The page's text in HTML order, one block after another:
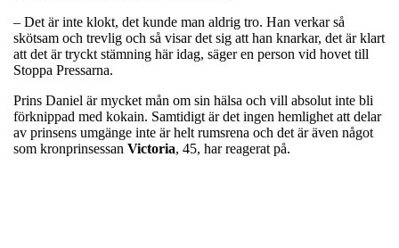
– Det är inte klokt, det kunde man aldrig tro. Han verkar så
skötsam och trevlig och så visar det sig att han knarkar, det är klart
att det är tryckt stämning här idag, säger en person vid hovet till
Stoppa Pressarna.
Prins Daniel är mycket mån om sin hälsa och vill absolut inte bli
förknippad med kokain. Samtidigt är det ingen hemlighet att delar
av prinsens umgänge inte är helt rumsrena och det är även något
som kronprinsessan Victoria, 45, har reagerat på.